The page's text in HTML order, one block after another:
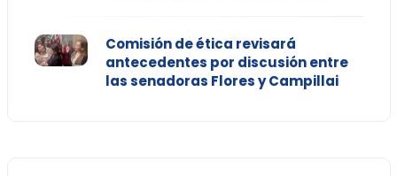
Comisión de ética revisará
antecedentes por discusión entre
las senadoras Flores y Campillai